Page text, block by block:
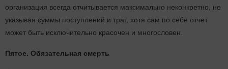
организация всегда отчитывается максимально неконкретно, не
указывая суммы поступлений и трат, хотя сам по себе отчет
может быть исключительно красочен и многословен.
Пятое. Обязательная смерть